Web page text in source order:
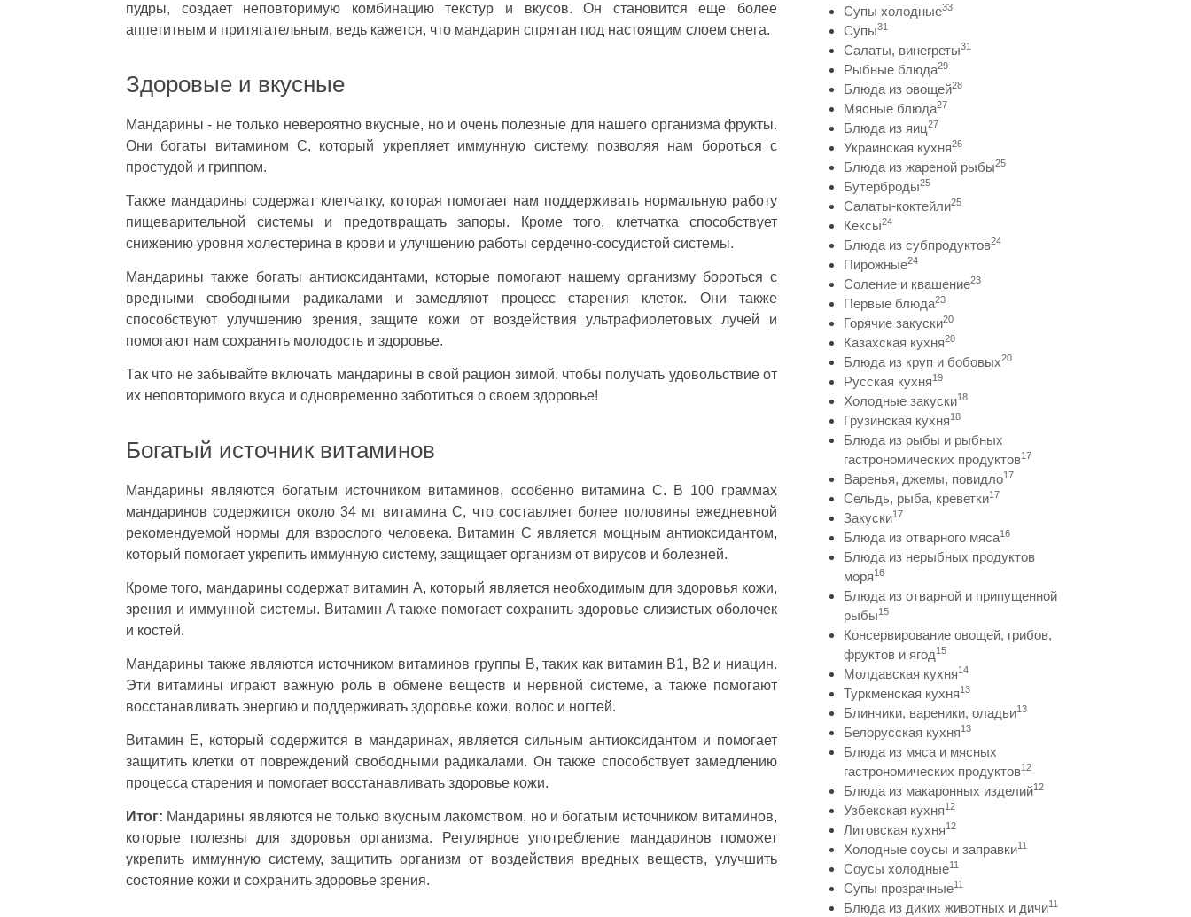
пудры, создает неповторимую комбинацию текстур и вкусов. Он становится еще более
аппетитным и притягательным, ведь кажется, что мандарин спрятан под настоящим слоем снега.
Здоровые и вкусные
Мандарины - не только невероятно вкусные, но и очень полезные для нашего организма фрукты.
Они богаты витамином C, который укрепляет иммунную систему, позволяя нам бороться с
простудой и гриппом.
Также мандарины содержат клетчатку, которая помогает нам поддерживать нормальную работу
пищеварительной системы и предотвращать запоры. Кроме того, клетчатка способствует
снижению уровня холестерина в крови и улучшению работы сердечно-сосудистой системы.
Мандарины также богаты антиоксидантами, которые помогают нашему организму бороться с
вредными свободными радикалами и замедляют процесс старения клеток. Они также
способствуют улучшению зрения, защите кожи от воздействия ультрафиолетовых лучей и
помогают нам сохранять молодость и здоровье.
Так что не забывайте включать мандарины в свой рацион зимой, чтобы получать удовольствие от
их неповторимого вкуса и одновременно заботиться о своем здоровье!
Богатый источник витаминов
Мандарины являются богатым источником витаминов, особенно витамина C. В 100 граммах
мандаринов содержится около 34 мг витамина C, что составляет более половины ежедневной
рекомендуемой нормы для взрослого человека. Витамин C является мощным антиоксидантом,
который помогает укрепить иммунную систему, защищает организм от вирусов и болезней.
Кроме того, мандарины содержат витамин A, который является необходимым для здоровья кожи,
зрения и иммунной системы. Витамин A также помогает сохранить здоровье слизистых оболочек
и костей.
Мандарины также являются источником витаминов группы В, таких как витамин В1, В2 и ниацин.
Эти витамины играют важную роль в обмене веществ и нервной системе, а также помогают
восстанавливать энергию и поддерживать здоровье кожи, волос и ногтей.
Витамин Е, который содержится в мандаринах, является сильным антиоксидантом и помогает
защитить клетки от повреждений свободными радикалами. Он также способствует замедлению
процесса старения и помогает восстанавливать здоровье кожи.
Итог: Мандарины являются не только вкусным лакомством, но и богатым источником витаминов,
которые полезны для здоровья организма. Регулярное употребление мандаринов поможет
укрепить иммунную систему, защитить организм от воздействия вредных веществ, улучшить
состояние кожи и сохранить здоровье зрения.
Супы холодные33
Супы31
Салаты, винегреты31
Рыбные блюда29
Блюда из овощей28
Мясные блюда27
Блюда из яиц27
Украинская кухня26
Блюда из жареной рыбы25
Бутерброды25
Салаты-коктейли25
Кексы24
Блюда из субпродуктов24
Пирожные24
Соление и квашение23
Первые блюда23
Горячие закуски20
Казахская кухня20
Блюда из круп и бобовых20
Русская кухня19
Холодные закуски18
Грузинская кухня18
Блюда из рыбы и рыбных
гастрономических продуктов17
Варенья, джемы, повидло17
Сельдь, рыба, креветки17
Закуски17
Блюда из отварного мяса16
Блюда из нерыбных продуктов
моря16
Блюда из отварной и припущенной
рыбы15
Консервирование овощей, грибов,
фруктов и ягод15
Молдавская кухня14
Туркменская кухня13
Блинчики, вареники, оладьи13
Белорусская кухня13
Блюда из мяса и мясных
гастрономических продуктов12
Блюда из макаронных изделий12
Узбекская кухня12
Литовская кухня12
Холодные соусы и заправки11
Соусы холодные11
Супы прозрачные11
Блюда из диких животных и дичи11